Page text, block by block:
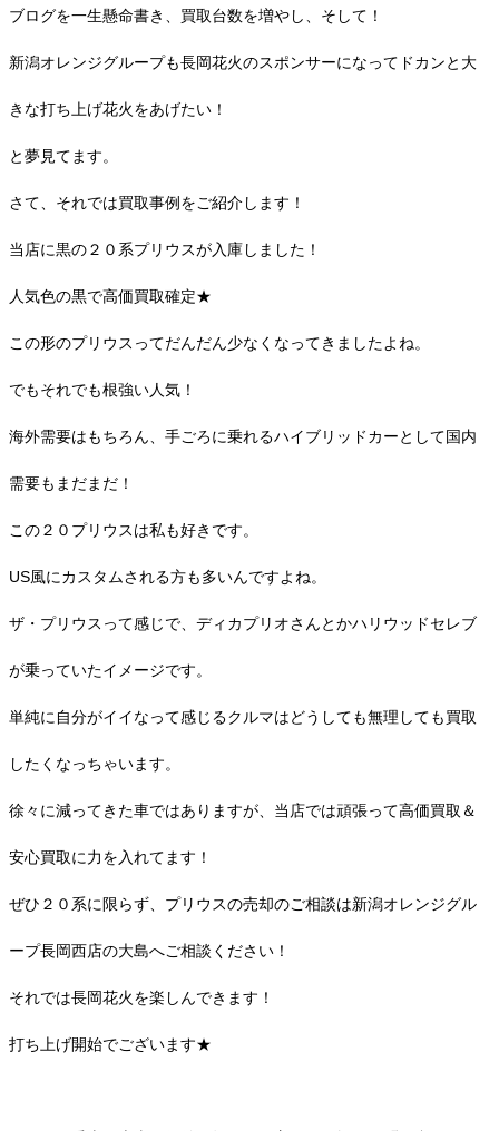
ブログを一生懸命書き、買取台数を増やし、そして！
新潟オレンジグループも長岡花火のスポンサーになってドカンと大
きな打ち上げ花火をあげたい！
と夢見てます。
さて、それでは買取事例をご紹介します！
当店に黒の２０系プリウスが入庫しました！
人気色の黒で高価買取確定★
この形のプリウスってだんだん少なくなってきましたよね。
でもそれでも根強い人気！
海外需要はもちろん、手ごろに乗れるハイブリッドカーとして国内
需要もまだまだ！
この２０プリウスは私も好きです。
US風にカスタムされる方も多いんですよね。
ザ・プリウスって感じで、ディカプリオさんとかハリウッドセレブ
が乗っていたイメージです。
単純に自分がイイなって感じるクルマはどうしても無理しても買取
したくなっちゃいます。
徐々に減ってきた車ではありますが、当店では頑張って高価買取＆
安心買取に力を入れてます！
ぜひ２０系に限らず、プリウスの売却のご相談は新潟オレンジグル
ープ長岡西店の大島へご相談ください！
それでは長岡花火を楽しんできます！
打ち上げ開始でございます★